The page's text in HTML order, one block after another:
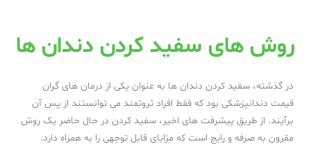
روش های سفید کردن دندان ها
در گذشته، سفید کردن دندان ها به عنوان یکی از درمان های گران
قیمت دندانپزشکی بود که فقط افراد ثروتمند می توانستند از پس آن
برآیند. از طریق پیشرفت های اخیر، سفید کردن در حال حاضر یک روش
مقرون به صرفه و رایج است که مزایای قابل توجهی را به همراه دارد.